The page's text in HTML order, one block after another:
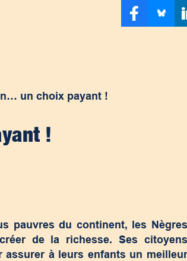
un choix payant !
!
pauvres du continent, les Nègres
de la richesse. Ses citoyens
assurer à leurs enfants un meilleur